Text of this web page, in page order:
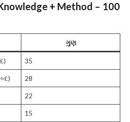
+ Method – 100
ગુણ
35
28
22
15